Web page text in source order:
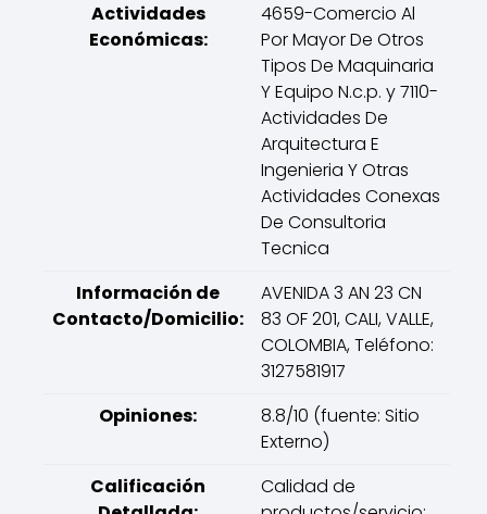
Actividades
Económicas:
4659-Comercio Al
Por Mayor De Otros
Tipos De Maquinaria
Y Equipo N.c.p. y 7110-
Actividades De
Arquitectura E
Ingenieria Y Otras
Actividades Conexas
De Consultoria
Tecnica
Información de
Contacto/Domicilio:
AVENIDA 3 AN 23 CN
83 OF 201, CALI, VALLE,
COLOMBIA, Teléfono:
3127581917
Opiniones:
8.8/10 (fuente: Sitio
Externo)
Calificación
Calidad de